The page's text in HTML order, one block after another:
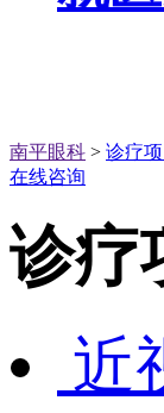
南平眼科 > 诊疗项
在线咨询
诊疗
近